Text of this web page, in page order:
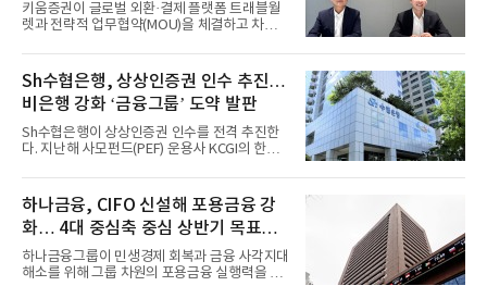
키움증권이 글로벌 외환·결제 플랫폼 트래블월
렛과 전략적 업무협약(MOU)을 체결하고 차세
Sh수협은행, 상상인증권 인수 추진…
비은행 강화 ‘금융그룹’ 도약 발판
Sh수협은행이 상상인증권 인수를 전격 추진한
다. 지난해 사모펀드(PEF) 운용사 KCGI의 한양
하나금융, CIFO 신설해 포용금융 강
화… 4대 중심축 중심 상반기 목표
60% 달성
하나금융그룹이 민생경제 회복과 금융 사각지대
해소를 위해 그룹 차원의 포용금융 실행력을 대